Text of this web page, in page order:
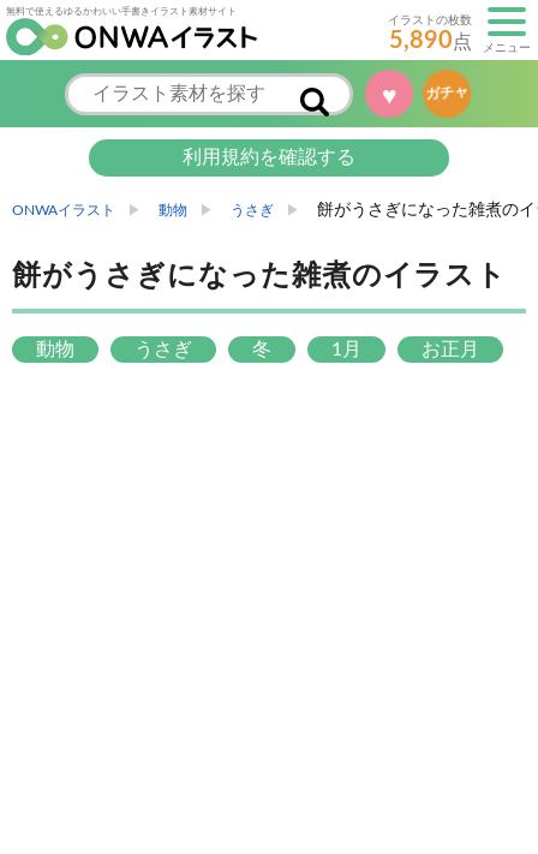
無料で使えるゆるかわいい手書きイラスト素材サイト
イラストの枚数
5,890点 メニュー
♥ ガチャ
利用規約を確認する
ONWAイラスト 動物 うさぎ 餅がうさぎになった雑煮の
餅がうさぎになった雑煮のイラスト
動物 うさぎ 冬 1月 お正月